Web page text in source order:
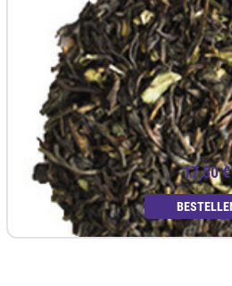
17,50 €